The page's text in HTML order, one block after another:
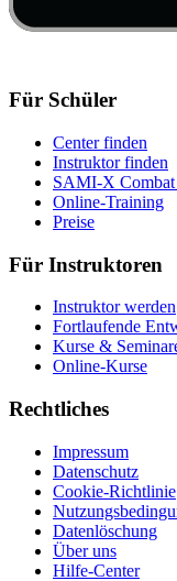
Für Schüler
Center finden
Instruktor finden
SAMI-X Combat
Online-Training
Preise
Für Instruktoren
Instruktor werden
Fortlaufende
Kurse &
Online-Kurse
Rechtliches
Impressum
Datenschutz
Cookie-Richtlinie
Datenlöschung
Über uns
Hilfe-Center